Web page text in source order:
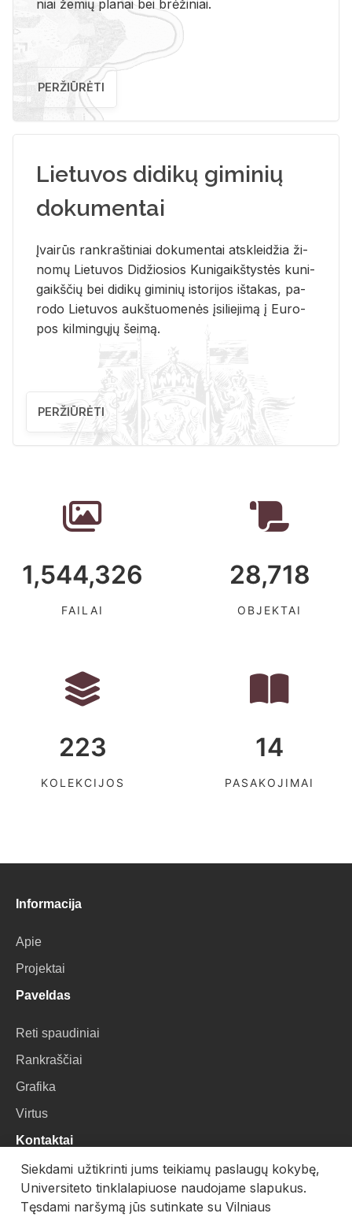
niai že­mių pla­nai bei brė­ži­niai.
PERŽIŪRĖTI
Lietuvos didikų giminių
dokumentai
Įvai­rūs rank­raš­ti­niai do­ku­men­tai at­sklei­džia ži­
no­mų Lie­tu­vos Di­džio­sios Ku­ni­gaikš­tys­tės ku­ni­
gaikš­čių bei di­di­kų gi­mi­nių is­to­ri­jos iš­ta­kas, pa­
ro­do Lie­tu­vos aukš­tuo­me­nės įsi­lie­ji­mą į Eu­ro­
pos kil­min­gų­jų šei­mą.
PERŽIŪRĖTI
1,544,326
FAILAI
28,718
OBJEKTAI
223
KOLEKCIJOS
14
PASAKOJIMAI
Informacija
Apie
Projektai
Paveldas
Reti spaudiniai
Rankraščiai
Grafika
Virtus
Kontaktai
VU Biblioteka
Universiteto g. 3, LT-01122, Vilnius
Siekdami užtikrinti jums teikiamų paslaugų kokybę,
Universiteto tinklalapiuose naudojame slapukus.
Tęsdami naršymą jūs sutinkate su Vilniaus